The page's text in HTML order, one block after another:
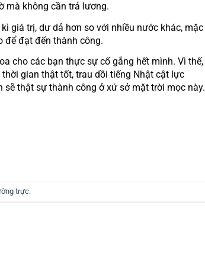
mà không cần trả lương.
để đạt đến thành công.
gian thật tốt, trau dồi tiếng Nhật cật lực
thật sự thành công ở xứ sở mặt trời mọc này.
trực.